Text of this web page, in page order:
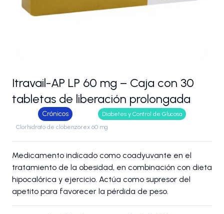
Itravail-AP LP 60 mg – Caja con 30
tabletas de liberación prolongada
Crónicos
Diabetes y Control de Glucosa
Clorhidrato de clobenzorex 60 mg
Medicamento indicado como coadyuvante en el
tratamiento de la obesidad, en combinación con dieta
hipocalórica y ejercicio. Actúa como supresor del
apetito para favorecer la pérdida de peso.